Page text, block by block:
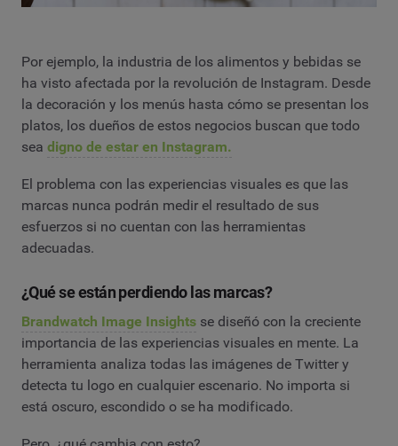
Por ejemplo, la industria de los alimentos y bebidas se
ha visto afectada por la revolución de Instagram. Desde
la decoración y los menús hasta cómo se presentan los
platos, los dueños de estos negocios buscan que todo
sea digno de estar en Instagram.
El problema con las experiencias visuales es que las
marcas nunca podrán medir el resultado de sus
esfuerzos si no cuentan con las herramientas
adecuadas.
¿Qué se están perdiendo las marcas?
Brandwatch Image Insights se diseñó con la creciente
importancia de las experiencias visuales en mente. La
herramienta analiza todas las imágenes de Twitter y
detecta tu logo en cualquier escenario. No importa si
está oscuro, escondido o se ha modificado.